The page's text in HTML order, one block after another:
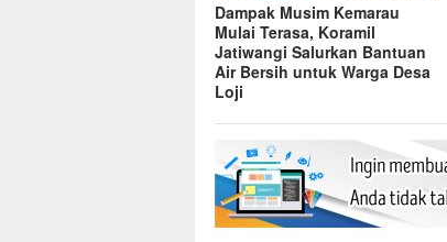
Dampak Musim Kemarau
Mulai Terasa, Koramil
Jatiwangi Salurkan Bantuan
Air Bersih untuk Warga Desa
Loji